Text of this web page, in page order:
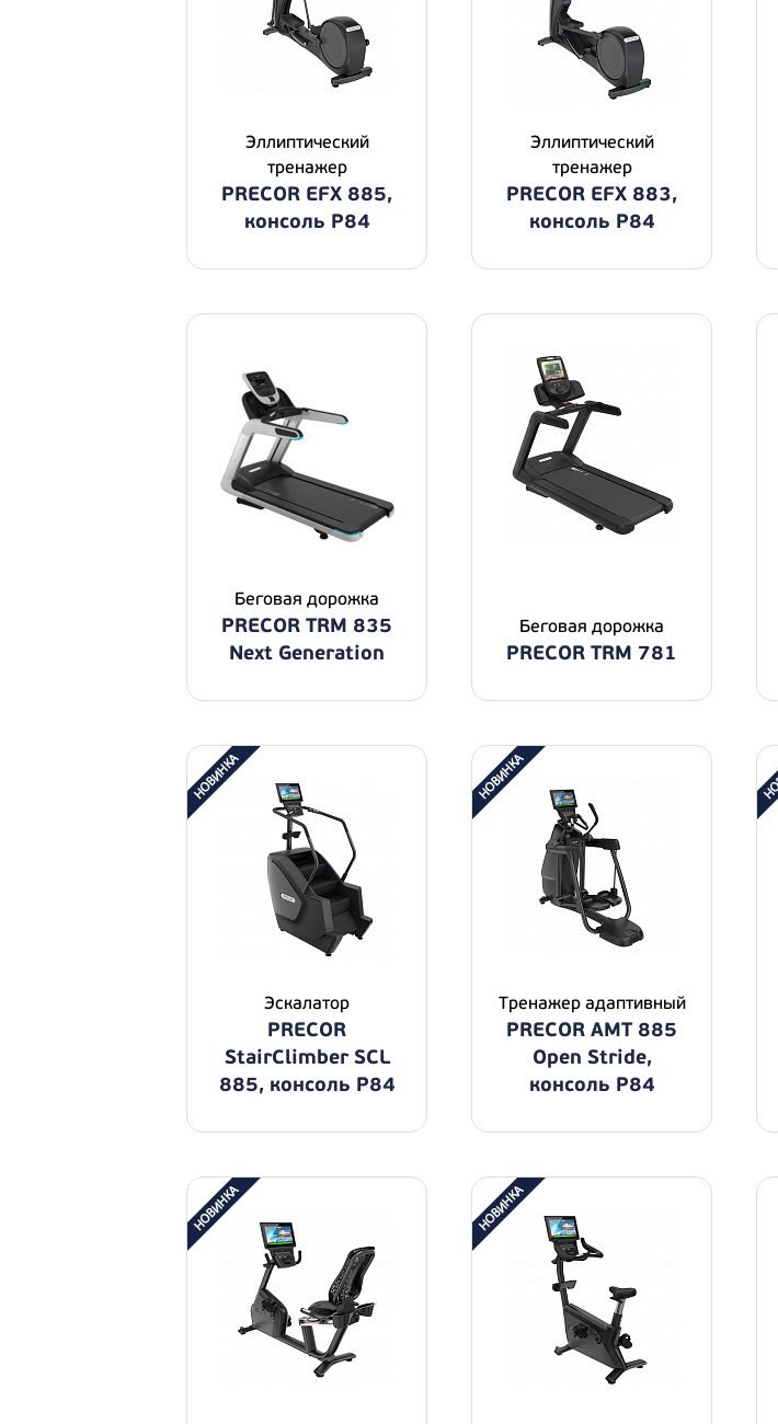
Эллиптический
тренажер
PRECOR EFX 885,
консоль P84
Эллиптический
тренажер
PRECOR EFX 883,
консоль P84
Беговая дорожка
PRECOR TRM 835
Next Generation
Беговая дорожка
PRECOR TRM 781
Эскалатор
PRECOR
StairClimber SCL
885, консоль P84
Тренажер адаптивный
PRECOR AMT 885
Open Stride,
консоль P84